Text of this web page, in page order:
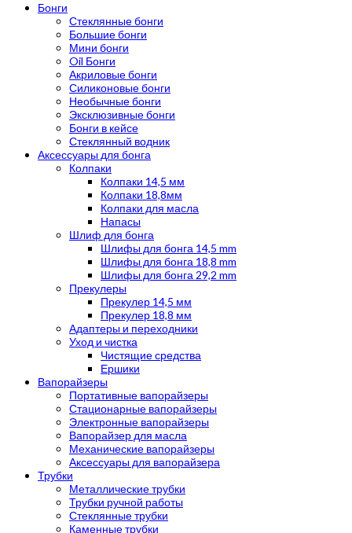
Бонги
Стеклянные бонги
Большие бонги
Мини бонги
Oil Бонги
Акриловые бонги
Силиконовые бонги
Необычные бонги
Эксклюзивные бонги
Бонги в кейсе
Стеклянный водник
Аксессуары для бонга
Колпаки
Колпаки 14,5 мм
Колпаки 18,8мм
Колпаки для масла
Напасы
Шлиф для бонга
Шлифы для бонга 14,5 mm
Шлифы для бонга 18,8 mm
Шлифы для бонга 29,2 mm
Прекулеры
Прекулер 14,5 мм
Прекулер 18,8 мм
Адаптеры и переходники
Уход и чистка
Чистящие средства
Ершики
Вапорайзеры
Портативные вапорайзеры
Стационарные вапорайзеры
Электронные вапорайзеры
Вапорайзер для масла
Механические вапорайзеры
Аксессуары для вапорайзера
Трубки
Металлические трубки
Трубки ручной работы
Стеклянные трубки
Каменные трубки